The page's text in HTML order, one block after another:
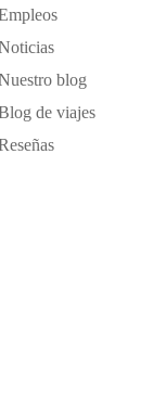
blog
de viajes